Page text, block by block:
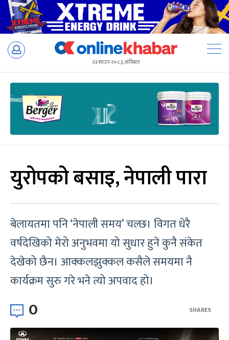
Skip
२३ साउन २०८३, शनिबार
युरोपको बसाइ, नेपाली पारा
बेलायतमा पनि ‘नेपाली समय’ चल्छ। विगत धेरै
वर्षदेखिको मेरो अनुभवमा यो सुधार हुने कुनै संकेत
देखेको छैन। आक्कलझुक्कल कसैले समयमा नै
कार्यक्रम सुरु गरे भने त्यो अपवाद हो।
0 SHARES